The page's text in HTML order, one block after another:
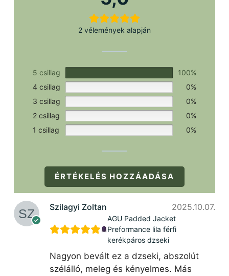
2 vélemények alapján
5 csillag
100%
4 csillag
0%
3 csillag
0%
2 csillag
0%
1 csillag
0%
ÉRTÉKELÉS HOZZÁADÁSA
Szilagyi Zoltan 2025.10.07.
AGU Padded Jacket
Preformance lila férfi
kerékpáros dzseki
Nagyon bevált ez a dzseki, abszolút
szélálló, meleg és kényelmes. Más